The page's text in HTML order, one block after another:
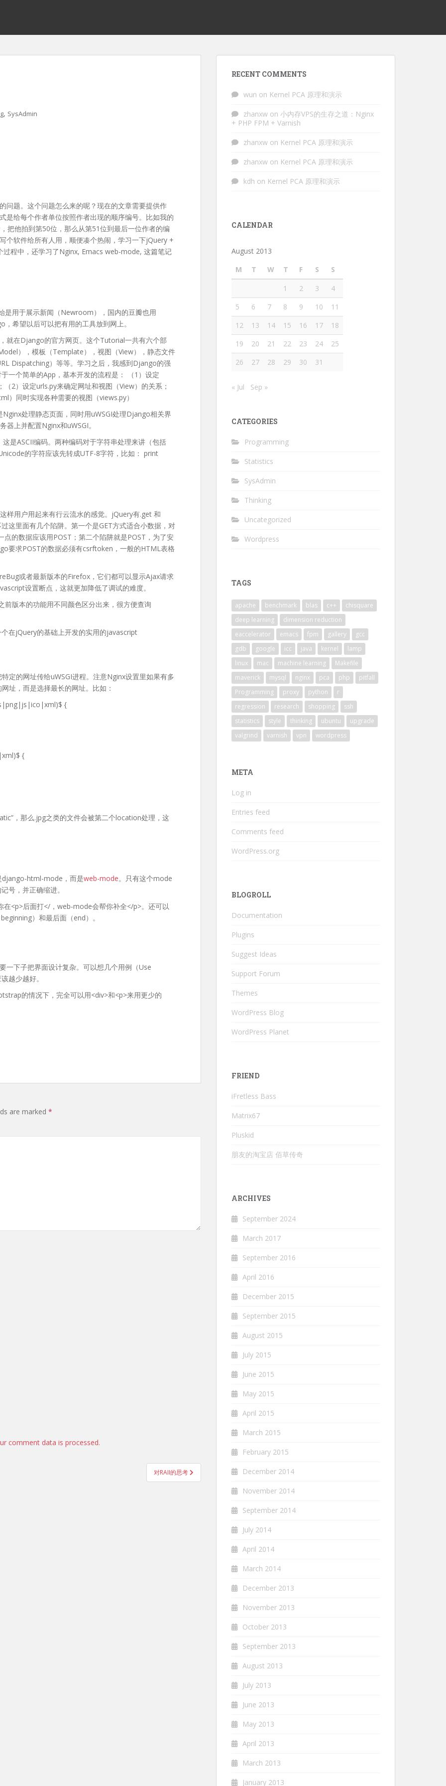
, SysAdmin
问题。这个问题怎么来的呢？现在的文章需要提供作
是给每个作者单位按照作者出现的顺序编号。比如我的
把他拍到第50位，那么从第51位到最后一位作者的编
个软件给所有人用，顺便凑个热闹，学习一下jQuery +
过程中，还学习了Nginx, Emacs web-mode, 这篇笔记
用于展示新闻（Newroom），国内的豆瓣也用
希望以后可以把有用的工具放到网上。
就在Django的官方网页。这个Tutorial一共有六个部
），模板（Template），视图（View），静态文件
Dispatching）等等。学习之后，我感到Django的强
一个简单的App，基本开发的流程是： （1）设定
2）设定urls.py来确定网址和视图（View）的关系；
）同时实现各种需要的视图（views.py）
处理静态页面，同时用uWSGI处理Django相关界
器上并配置Nginx和uWSGI。
是ASCII编码。两种编码对于字符串处理来讲（包括
的字符应该先转成UTF-8字符，比如： print
样用户用起来有行云流水的感觉。jQuery有.get 和
这里面有几个陷阱。第一个是GET方式适合小数据，对
的数据应该用POST；第二个陷阱就是POST，为了安
要求POST的数据必须有csrftoken，一般的HTML表格
或者最新版本的Firefox，它们都可以显示Ajax请求
设置断点，这就更加降低了调试的难度。
版本的功能用不同颜色区分出来，很方便查询
在jQuery的基础上开发的实用的javascript
定的网址传给uWSGI进程。注意Nginx设置里如果有多
址，而是选择最长的网址。比如：
{
{
，那么.jpg之类的文件会被第二个location处理，这
django-html-mode，而是web-mode。只有这个mode
号，并正确缩进。
<p>后面打</，web-mode会帮你补全</p>。还可以
）和最后面（end）。
一下子把界面设计复杂。可以想几个用例（Use
越少越好。
的情况下，完全可以用<div>和<p>来用更少的
are marked *
comment data is processed.
对RAII的思考
RECENT COMMENTS
wun on Kernel PCA 原理和演示
zhanxw on 小内存VPS的生存之道：Nginx
+ PHP FPM + Varnish
zhanxw on Kernel PCA 原理和演示
zhanxw on Kernel PCA 原理和演示
kdh on Kernel PCA 原理和演示
CALENDAR
August 2013
M
T W T F S
S
1
2 3
4
5
6 7 8 9 10
11
12
13 14 15 16 17
18
19
20 21 22 23 24
25
26
27 28 29 30 31
« Jul Sep »
CATEGORIES
Programming
Statistics
SysAdmin
Thinking
Uncategorized
Wordpress
TAGS
apache benchmark blas c++
chisquare
deep learning
dimension reduction
eaccelerator
emacs fpm gallery
gcc
gdb
google icc java kernel
lamp
linux
mac machine learning
Makefile
maverick
mysql nginx pca php
pitfall
Programming
proxy python
r
regression
research shopping
ssh
statistics
style thinking ubuntu
upgrade
valgrind
varnish vpn wordpress
META
Log in
Entries feed
Comments feed
WordPress.org
BLOGROLL
Documentation
Plugins
Suggest Ideas
Support Forum
Themes
WordPress Blog
WordPress Planet
FRIEND
iFretless Bass
Matrix67
Pluskid
朋友的淘宝店 佰草传奇
ARCHIVES
September 2024
March 2017
September 2016
April 2016
December 2015
September 2015
August 2015
July 2015
June 2015
May 2015
April 2015
March 2015
February 2015
December 2014
November 2014
September 2014
July 2014
April 2014
March 2014
December 2013
November 2013
October 2013
September 2013
August 2013
July 2013
June 2013
May 2013
April 2013
March 2013
January 2013